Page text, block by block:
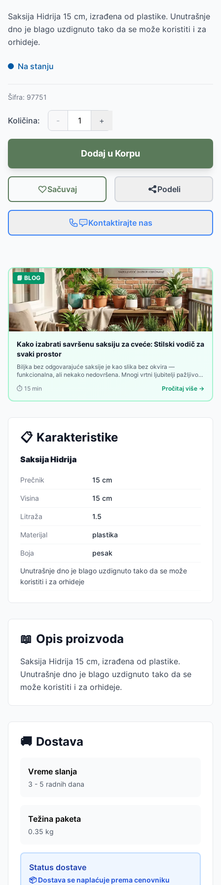
Saksija Hidrija 15 cm, izrađena od plastike. Unutrašnje
dno je blago uzdignuto tako da se može koristiti i za
orhideje.
Na stanju
Šifra: 97751
Količina: - +
Dodaj u Korpu
Sačuvaj Podeli
Kontaktirajte nas
📘 BLOG
Kako izabrati savršenu saksiju za cveće: Stilski vodič za
svaki prostor
Biljka bez odgovarajuće saksije je kao slika bez okvira —
funkcionalna, ali nekako nedovršena. Mnogi vrtni ljubitelji pažljivo
koja im dođe pod ruku. Greška koja se vidi.
⏱️ 15 min Pročitaj više →
📋 Karakteristike
Saksija Hidrija
Prečnik 15 cm
Visina 15 cm
Litraža 1.5
Materijal plastika
Boja pesak
Unutrašnje dno je blago uzdignuto tako da se može
koristiti i za orhideje
📖 Opis proizvoda
Saksija Hidrija 15 cm, izrađena od plastike.
Unutrašnje dno je blago uzdignuto tako da se
može koristiti i za orhideje.
🚚 Dostava
Vreme slanja
3 - 5 radnih dana
Težina paketa
0.35 kg
Status dostave
📦 Dostava se naplaćuje prema cenovniku